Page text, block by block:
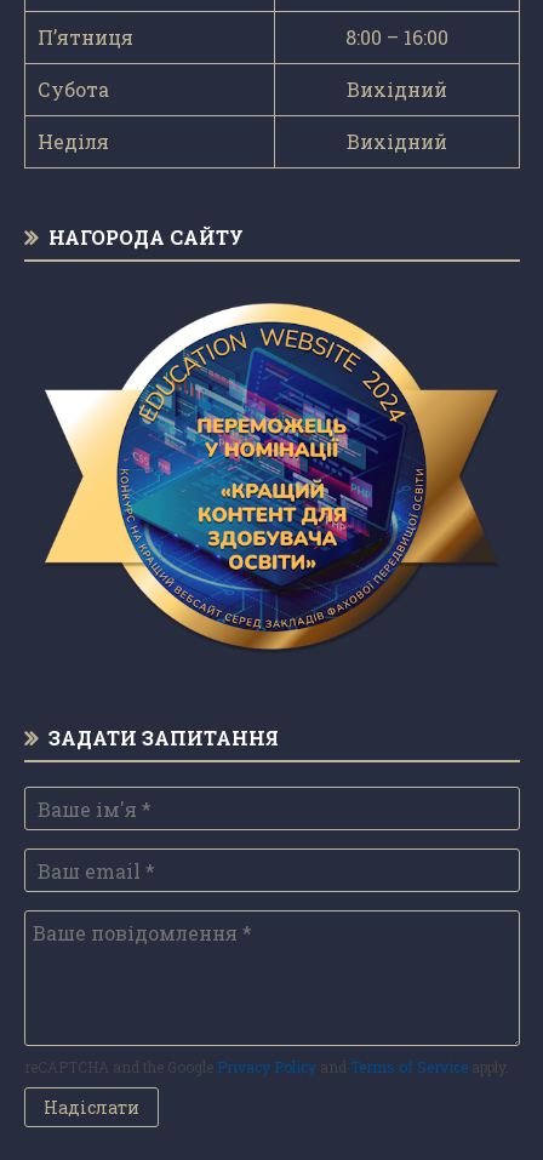
П’ятниця 8:00 – 16:00
Субота Вихідний
Неділя Вихідний
НАГОРОДА САЙТУ
ЗАДАТИ ЗАПИТАННЯ
reCAPTCHA and the Google Privacy Policyand Terms of Serviceapply.